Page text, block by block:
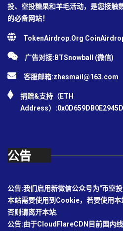
投、空投糖果和羊毛活动，是您接触
的必备网站！
TokenAirdrop.Org
广告对接:BTSnowball (微信)
客服邮箱:zhesmail@163.com
捐赠&支持（ETH
Address）
公告
公告:我们启用新微信公众号为"币空
本站需要使用到Cookie，若要使用本
否则请离开本站.
公告:由于CloudFlareCDN目前国内